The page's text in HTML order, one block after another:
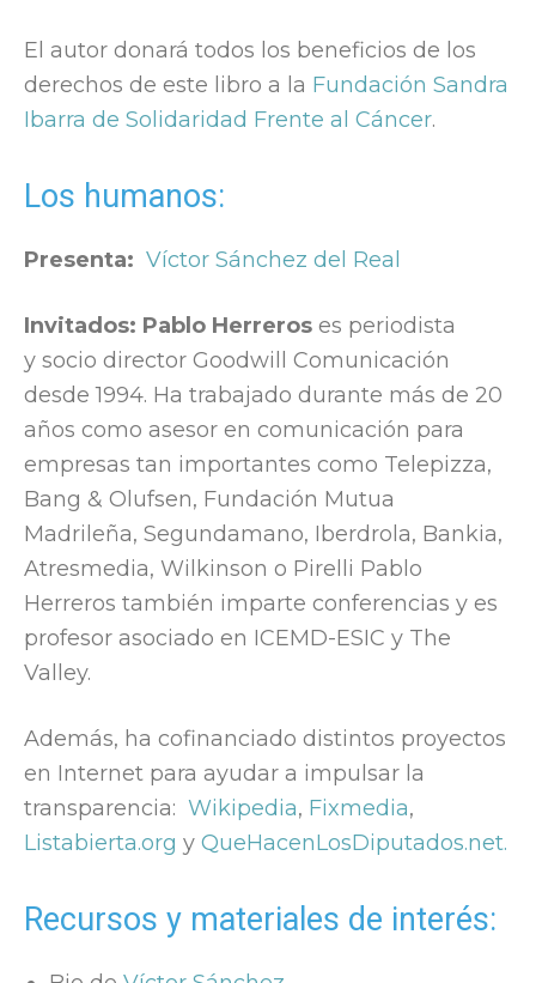
El autor donará todos los beneficios de los
derechos de este libro a la Fundación Sandra
Ibarra de Solidaridad Frente al Cáncer.
Los humanos:
Presenta: Víctor Sánchez del Real
Invitados: Pablo Herreros es periodista
y socio director Goodwill Comunicación
desde 1994. Ha trabajado durante más de 20
años como asesor en comunicación para
empresas tan importantes como Telepizza,
Bang & Olufsen, Fundación Mutua
Madrileña, Segundamano, Iberdrola, Bankia,
Atresmedia, Wilkinson o Pirelli Pablo
Herreros también imparte conferencias y es
profesor asociado en ICEMD-ESIC y The
Valley.
Además, ha cofinanciado distintos proyectos
en Internet para ayudar a impulsar la
transparencia: Wikipedia, Fixmedia,
Listabierta.org y QueHacenLosDiputados.net.
Recursos y materiales de interés: